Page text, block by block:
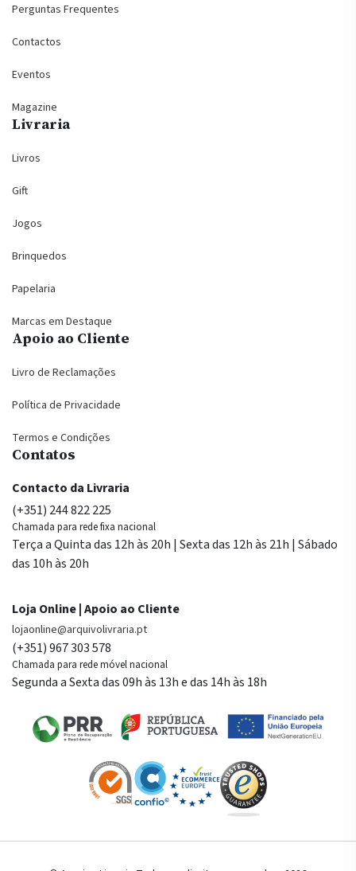
Perguntas Frequentes
Contactos
Eventos
Magazine
Livraria
Livros
Gift
Jogos
Brinquedos
Papelaria
Marcas em Destaque
Apoio ao Cliente
Livro de Reclamações
Política de Privacidade
Termos e Condições
Contatos
Contacto da Livraria
(+351) 244 822 225
Chamada para rede fixa nacional
Terça a Quinta das 12h às 20h | Sexta das 12h às 21h | Sábado
das 10h às 20h
Loja Online | Apoio ao Cliente
lojaonline@arquivolivraria.pt
(+351) 967 303 578
Chamada para rede móvel nacional
Segunda a Sexta das 09h às 13h e das 14h às 18h